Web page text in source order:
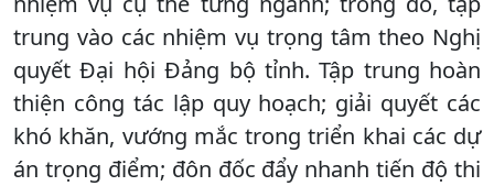
trung vào các nhiệm vụ trọng tâm theo Nghị
quyết Đại hội Đảng bộ tỉnh. Tập trung hoàn
thiện công tác lập quy hoạch; giải quyết các
khó khăn, vướng mắc trong triển khai các dự
án trọng điểm; đôn đốc đẩy nhanh tiến độ thi